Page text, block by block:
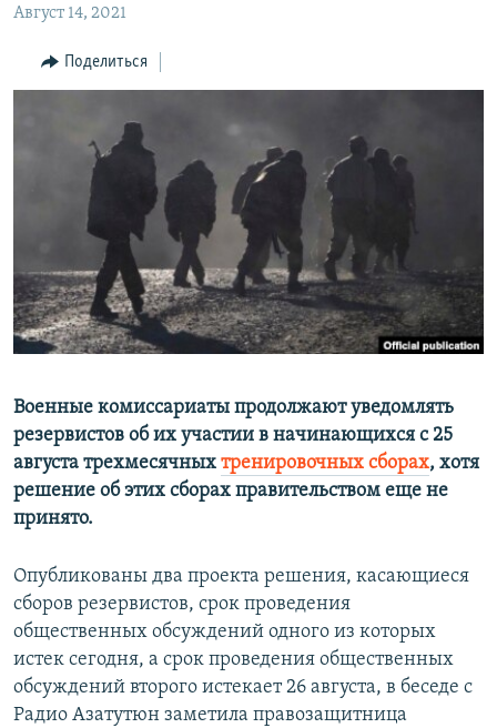
НАГОРНЫЙ КАРАБАХ
КУЛЬТУРА
Հայերեն
Русский
Все сайты Радио Азатутюн
Август 14, 2021
Поделиться
Военные комиссариаты продолжают уведомлять
резервистов об их участии в начинающихся с 25
августа трехмесячных тренировочных сборах, хотя
решение об этих сборах правительством еще не
принято.
Опубликованы два проекта решения, касающиеся
сборов резервистов, срок проведения
общественных обсуждений одного из которых
истек сегодня, а срок проведения общественных
обсуждений второго истекает 26 августа, в беседе с
Радио Азатутюн заметила правозащитница